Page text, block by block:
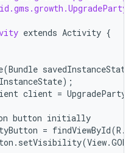
extends Activity {
(Bundle savedInstanceState
);
client = UpgradeParty
button initially
= findViewById(R .
. setVisibility(View.GONE